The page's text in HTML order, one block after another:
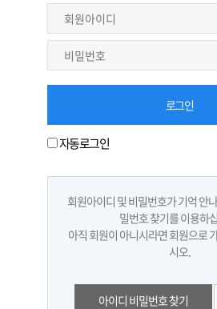
자동로그인
회원아이디 및 비밀번호가 기억 안
밀번호 찾기를 이용하
아직 회원이 아니시라면 회원으로
시오.
아이디 비밀번호 찾기